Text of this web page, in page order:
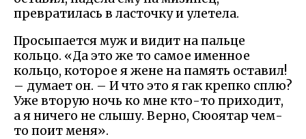
превратилась в ласточку и улетела.
Просыпается муж и видит на пальце
кольцо. «Да это же то самое именное
кольцо, которое я жене на память оставил!
– думает он. – И что это я гак крепко сплю?
Уже вторую ночь ко мне кто-то приходит,
а я ничего не слышу. Верно, Сюоятар чем-
то поит меня».